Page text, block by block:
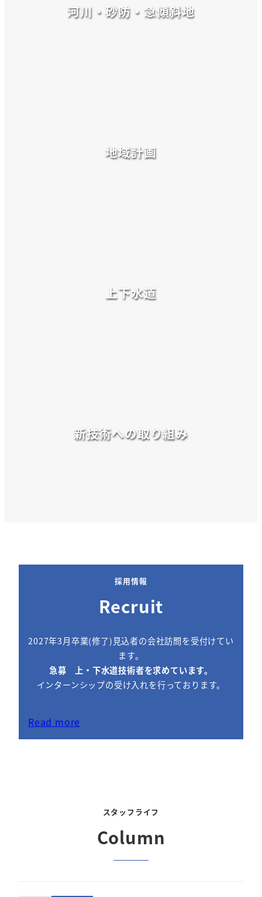
河川・砂防・急傾斜地
地域計画
上下水道
新技術への取り組み
採用情報
Recruit
2027年3月卒業(修了)見込者の会社訪問を受付けてい
ます。
急募 上・下水道技術者を求めています。
インターンシップの受け入れを行っております。
Read more
スタッフライフ
Column